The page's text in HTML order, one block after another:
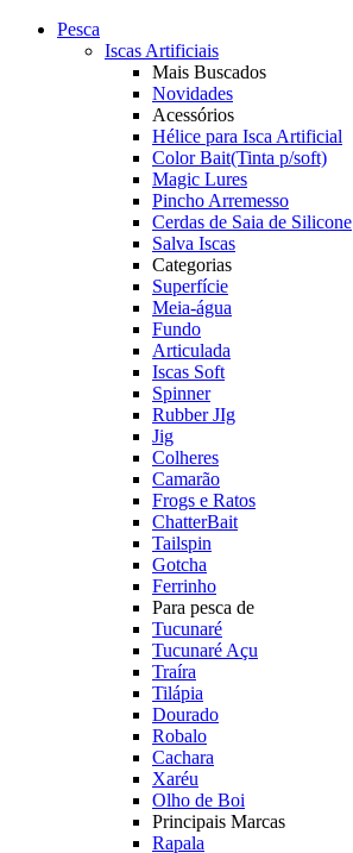
Pesca
Iscas Artificiais
Mais Buscados
Novidades
Acessórios
Hélice para Isca Artificial
Color Bait(Tinta p/soft)
Magic Lures
Pincho Arremesso
Cerdas de Saia de Silicone
Salva Iscas
Categorias
Superfície
Meia-água
Fundo
Articulada
Iscas Soft
Spinner
Rubber JIg
Jig
Colheres
Camarão
Frogs e Ratos
ChatterBait
Tailspin
Gotcha
Ferrinho
Para pesca de
Tucunaré
Tucunaré Açu
Traíra
Tilápia
Dourado
Robalo
Cachara
Xaréu
Olho de Boi
Principais Marcas
Rapala